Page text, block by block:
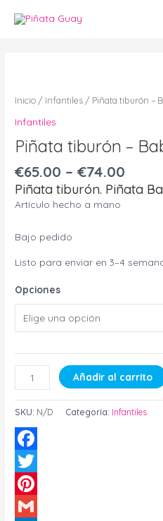
Inicio / Infantiles / Piñata tiburón –
Infantiles
Piñata tiburón –
€65.00 –€74.00
Piñata tiburón. Piñata
Artículo hecho a mano
Bajo pedido
Listo para enviar en 3–4
Opciones
-
Shark.
cantidad
Añadir al carrito
SKU: N/D Categoría: Infantiles
Facebook
Twitter
Pinterest